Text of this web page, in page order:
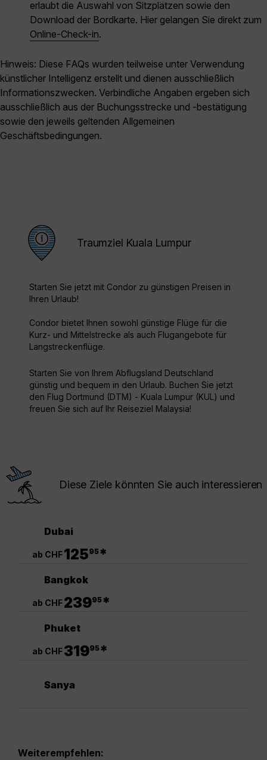
erlaubt die Auswahl von Sitzplätzen sowie den
Download der Bordkarte. Hier gelangen Sie direkt zum
Online-Check-in.
Hinweis: Diese FAQs wurden teilweise unter Verwendung
künstlicher Intelligenz erstellt und dienen ausschließlich
Informationszwecken. Verbindliche Angaben ergeben sich
ausschließlich aus der Buchungsstrecke und -bestätigung
sowie den jeweils geltenden Allgemeinen
Geschäftsbedingungen.
Traumziel Kuala Lumpur
Starten Sie jetzt mit Condor zu günstigen Preisen in
Ihren Urlaub!
Condor bietet Ihnen sowohl günstige Flüge für die
Kurz- und Mittelstrecke als auch Flugangebote für
Langstreckenflüge.
Starten Sie von Ihrem Abflugsland Deutschland
günstig und bequem in den Urlaub. Buchen Sie jetzt
den Flug Dortmund (DTM) - Kuala Lumpur (KUL) und
freuen Sie sich auf Ihr Reiseziel Malaysia!
Diese Ziele könnten Sie auch interessieren
Dubai
ab CHF12595*
Bangkok
ab CHF23995*
Phuket
ab CHF31995*
Sanya
Weiterempfehlen: